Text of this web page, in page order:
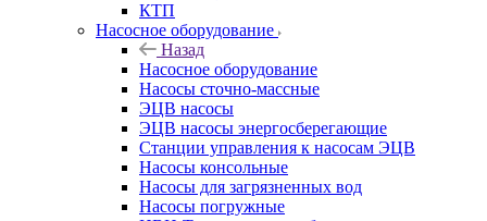
КТП
Насосное оборудование
Назад
Насосное оборудование
Насосы сточно-массные
ЭЦВ насосы
ЭЦВ насосы энергосберегающие
Станции управления к насосам ЭЦВ
Насосы консольные
Насосы для загрязненных вод
Насосы погружные